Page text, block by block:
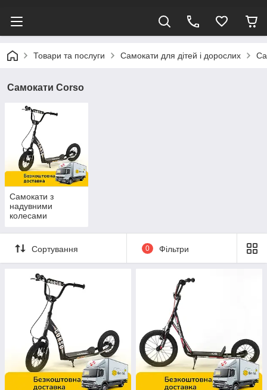
Товари та послуги Самокати для дітей і дорослих
Самокати Corso
Самокати з
надувними
колесами
Сортування 0 Фільтри